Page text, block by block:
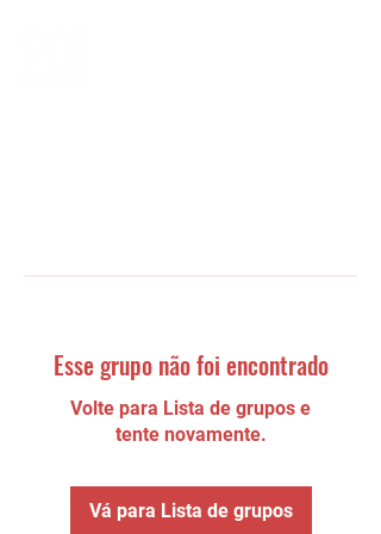
Esse grupo não foi encontrado
Volte para Lista de grupos e
tente novamente.
Vá para Lista de grupos